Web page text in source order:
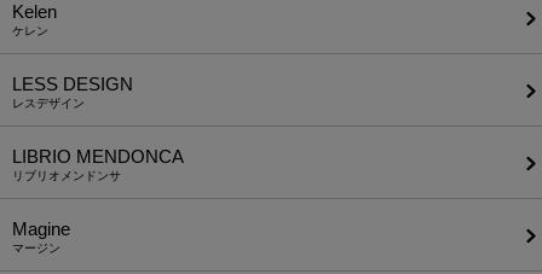
Kelen
ケレン
LESS DESIGN
レスデザイン
LIBRIO MENDONCA
リブリオメンドンサ
Magine
マージン